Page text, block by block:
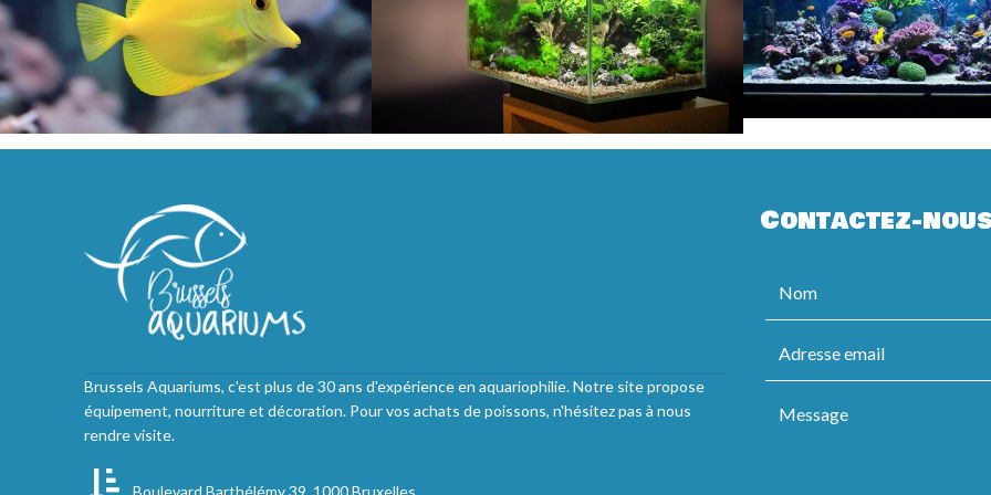
Brussels Aquariums, c'est plus de 30 ans d'expérience en aquariophilie. Notre site propose
équipement, nourriture et décoration. Pour vos achats de poissons, n'hésitez pas à nous
rendre visite.
Contactez-